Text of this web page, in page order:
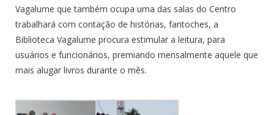
Vagalume que também ocupa uma das salas do Centro
trabalhará com contação de histórias, fantoches, a
Biblioteca Vagalume procura estimular a leitura, para
usuários e funcionários, premiando mensalmente aquele que
mais alugar livros durante o mês.